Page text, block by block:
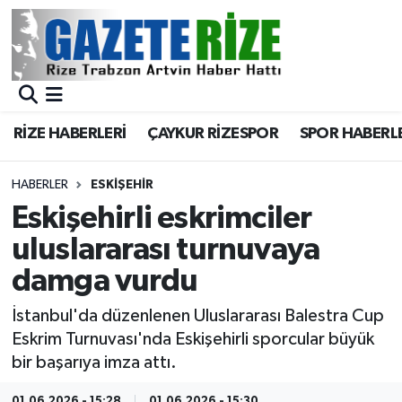
RİZE HABERLERİ ÇAYKUR RİZESPOR SPOR
HABERLER ESKIŞEHIR
Eskişehirli eskrimciler
uluslararası turnuvaya
damga vurdu
İstanbul'da düzenlenen Uluslararası Balestra Cup
Eskrim Turnuvası'nda Eskişehirli sporcular büyük
bir başarıya imza attı.
BÖLGEMİZ
Asayiş
Rize Jandarma Komutanlığı
Bilim Teknoloji
Bölge
Advertising news
Merkez Nöbetçi Eczaneler
Merkez Trafik Yoğunluk Haritası
Süper Lig Puan Durumu ve Fikstür
Tüm Manşetler
Son Dakika Haberleri
Haber Arşivi